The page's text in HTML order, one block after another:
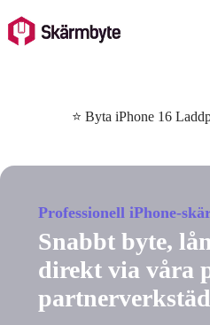
to
content
⭐ Byta iPhone 16
Professionell iPhone-
Snabbt byte,
direkt via våra